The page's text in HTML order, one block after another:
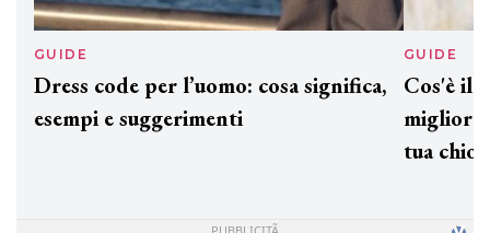
GUIDE
Dress code per l’uomo: cosa significa,
esempi e suggerimenti
GUIDE
Cos'è il
tua